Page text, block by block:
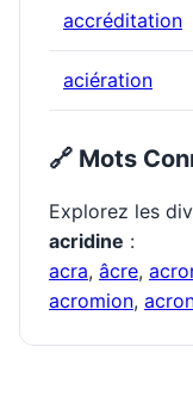
accréditation
aciération
🔗 Mots
Explorez les
acridine :
acra, âcre,
acromion,